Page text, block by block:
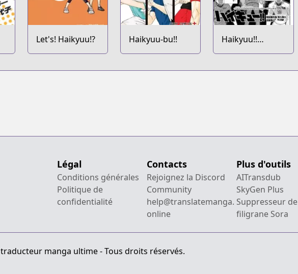
Let's! Haikyuu!? Haikyuu-bu!!
Haikyuu!!
Tokubetsu
Légal
Conditions générales
Politique de
confidentialité
Contacts
Rejoignez la Discord
Community
help@translatemanga.
online
Plus d'outils
AITransdub
SkyGen Plus
Suppresseur de
filigrane Sora
manga ultime - Tous droits réservés.